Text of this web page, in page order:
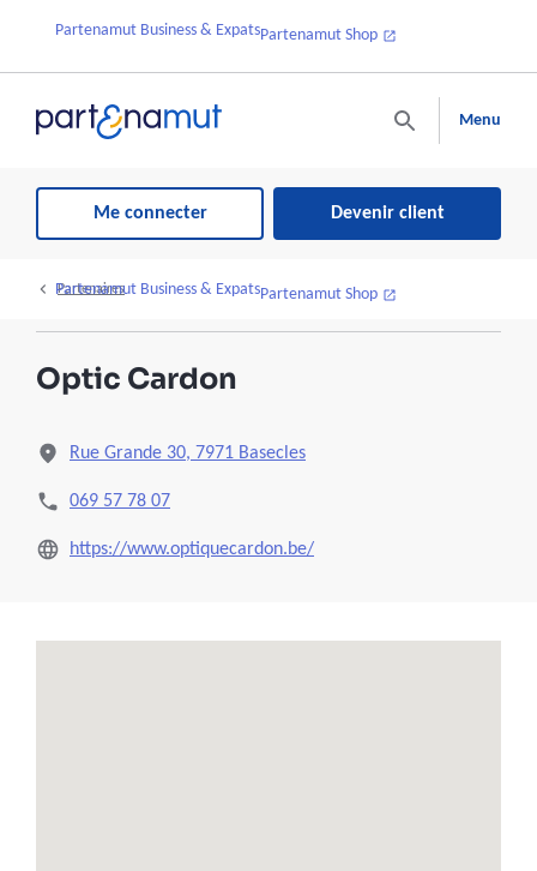
Partenamut Business & ExpatsPartenamut Shop
Menu
Me connecter Devenir client
Partenamut Business & ExpatsPartenamut Shop
Partenaires
Optic Cardon
Rue Grande 30, 7971 Basecles
069 57 78 07
https://www.optiquecardon.be/